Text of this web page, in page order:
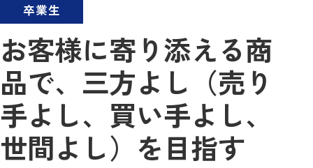
卒業生
お客様に寄り添える商
品で、三方よし（売り
手よし、買い手よし、
世間よし）を目指す